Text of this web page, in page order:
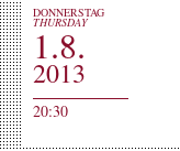
DONNERSTAG
THURSDAY
1.8.
2013
20:30